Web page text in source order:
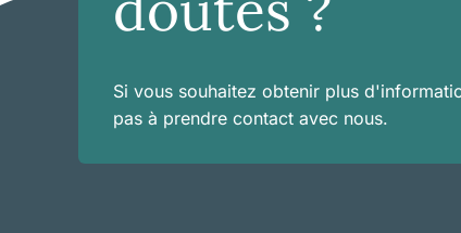
Si vous souhaitez obtenir plus
pas à prendre contact avec nous.